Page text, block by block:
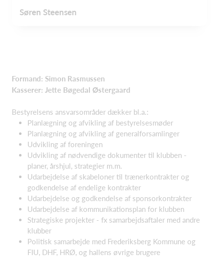
Søren Steensen
Formand: Simon Rasmussen
Kasserer: Jette Bøgedal Østergaard
Bestyrelsens ansvarsområder dækker bl.a.:
Planlægning og afvikling af bestyrelsesmøder
Planlægning og afvikling af generalforsamlinger
Udvikling af foreningen
Udvikling af nødvendige dokumenter til klubben -
planer, årshjul, strategier m.m.
Udarbejdelse af skabeloner til trænerkontrakter og
godkendelse af endelige kontrakter
Udarbejdelse og godkendelse af sponsorkontrakter
Udarbejdelse af kommunikationsplan for klubben
Strategiske projekter - fx samarbejdsaftaler med andre
klubber
Politisk samarbejde med Frederiksberg Kommune og
FIU, DHF, HRØ, og hallens øvrige brugere